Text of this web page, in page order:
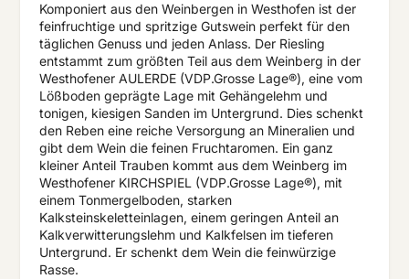
Komponiert aus den Weinbergen in Westhofen ist der
feinfruchtige und spritzige Gutswein perfekt für den
täglichen Genuss und jeden Anlass. Der Riesling
entstammt zum größten Teil aus dem Weinberg in der
Westhofener AULERDE (VDP.Grosse Lage®), eine vom
Lößboden geprägte Lage mit Gehängelehm und
tonigen, kiesigen Sanden im Untergrund. Dies schenkt
den Reben eine reiche Versorgung an Mineralien und
gibt dem Wein die feinen Fruchtaromen. Ein ganz
kleiner Anteil Trauben kommt aus dem Weinberg im
Westhofener KIRCHSPIEL (VDP.Grosse Lage®), mit
einem Tonmergelboden, starken
Kalksteinskeletteinlagen, einem geringen Anteil an
Kalkverwitterungslehm und Kalkfelsen im tieferen
Untergrund. Er schenkt dem Wein die feinwürzige
Rasse.